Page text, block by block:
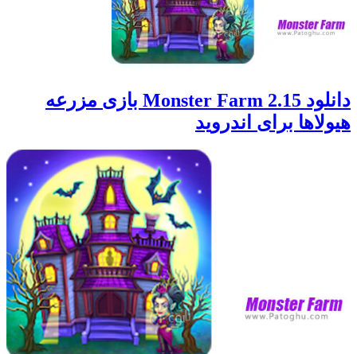
دانلود 2.15 Monster Farm بازی مزرعه
هیولاها برای اندروید